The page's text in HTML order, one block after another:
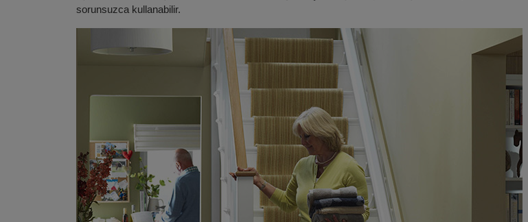
sorunsuzca kullanabilir.